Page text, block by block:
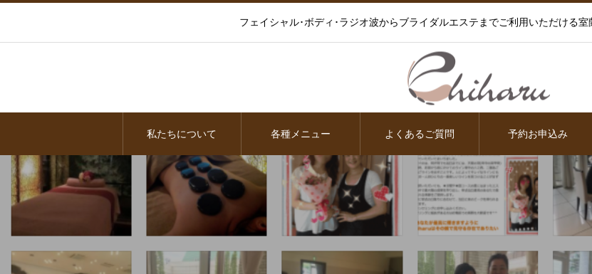
フェイシャル･ボディ･ラジオ波からブライダルエステまでご利用いただける
私たちについて 各種メニュー よくあるご質問 予約お申込み